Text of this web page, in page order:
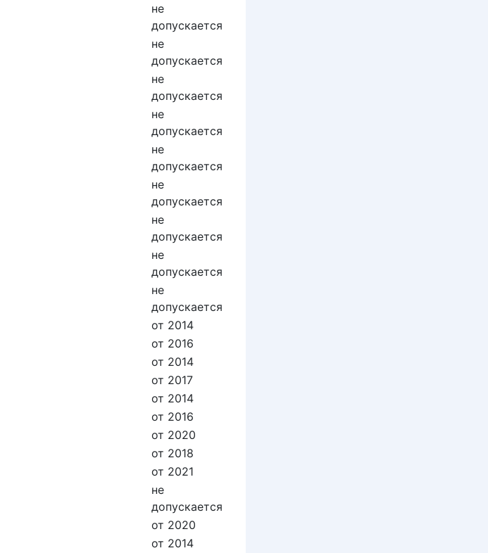
не
допускается
не
допускается
не
допускается
не
допускается
не
допускается
не
допускается
не
допускается
не
допускается
не
допускается
от 2014
от 2016
от 2014
от 2017
от 2014
от 2016
от 2020
от 2018
от 2021
не
допускается
от 2020
от 2014